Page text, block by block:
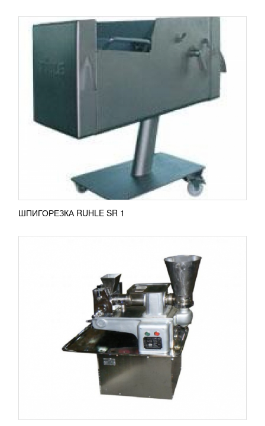
ШПИГОРЕЗКА RUHLE SR 1
ПЕЛЬМЕННЫЙ АППАРАТ JGL120-5В (AR)
Этот аппарат полностью автоматизированный, и
может изготавливать не только пельмени, но и
вареники, самсу, пирожки с разным видом
ШПИГОРЕЗКА RUHLE SR 1 TURBO
УЗНАТЬ ЦЕНУ
Компания RUHLE популярна функциональными
шпигорезками, которые идеально нарежут
различными фигурами свежее, вареное,
подмороженное до 5°С мясо,...